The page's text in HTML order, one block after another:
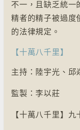
不一，且缺乏統一
精者的精子被過度
的法律規定。
【十萬八千里】
主持：陸宇光、邱
監製：李以莊
【十萬八千里】